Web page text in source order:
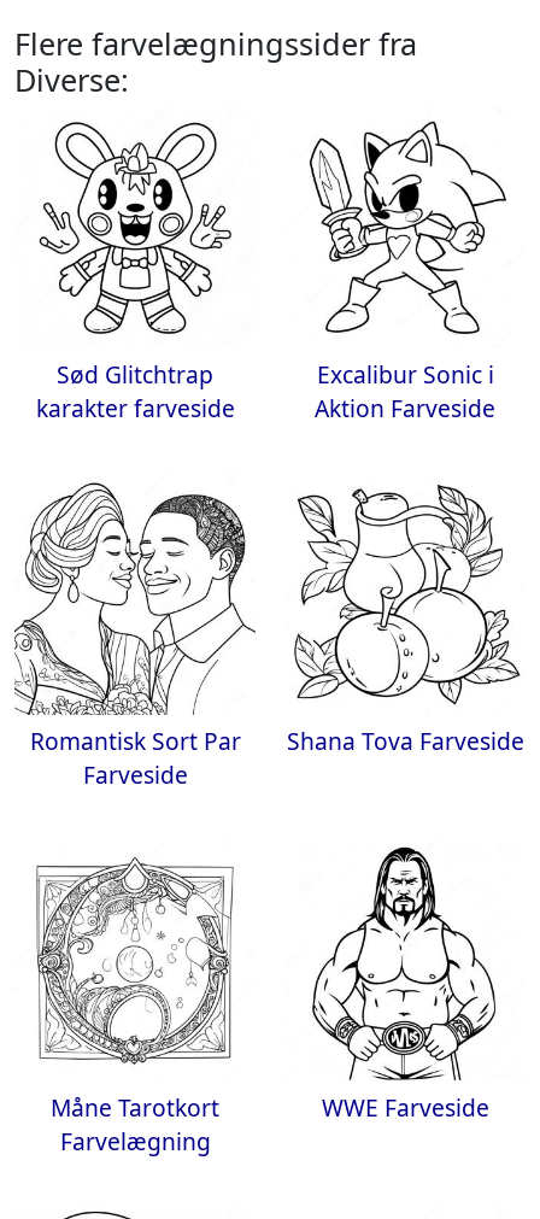
Flere farvelægningssider fra
Diverse:
Sød Glitchtrap
karakter farveside
Excalibur Sonic i
Aktion Farveside
Romantisk Sort Par
Farveside
Shana Tova Farveside
Måne Tarotkort
Farvelægning
WWE Farveside